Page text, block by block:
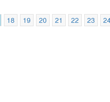
18 19 20 21 22 23